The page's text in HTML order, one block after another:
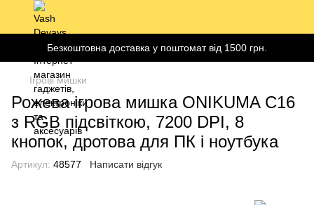
Безкоштовна доставка у поштомат від 1500 грн.
Ігрові мишки
Рожева ігрова мишка ONIKUMA C16
з RGB підсвіткою, 7200 DPI, 8
кнопок, дротова для ПК і ноутбука
Артикул: 48577 Написати відгук